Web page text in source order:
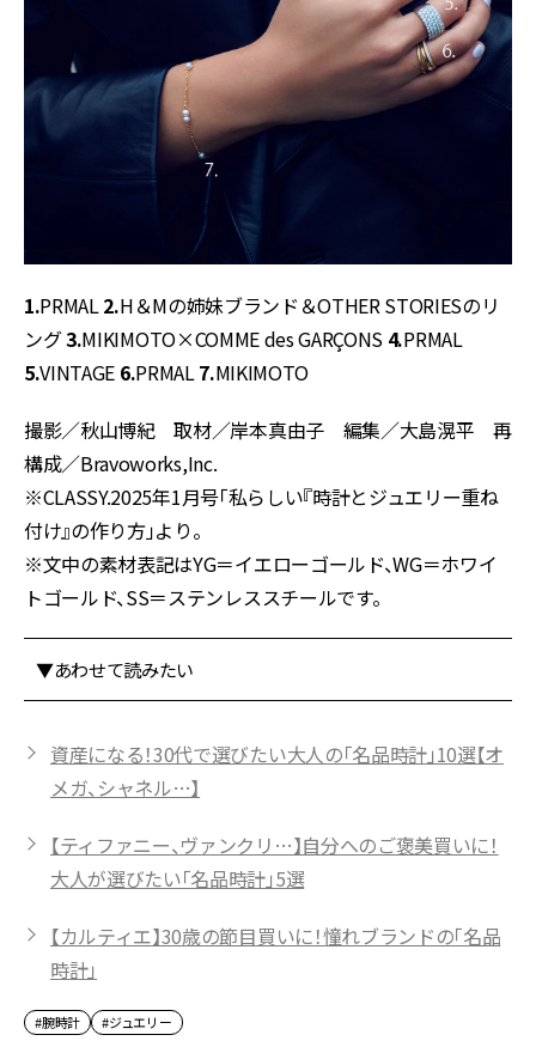
1.PRMAL2.H＆Mの姉妹ブランド＆OTHER STORIESのリ
ング3.MIKIMOTO×COMME des GARÇONS 4.PRMAL
5.VINTAGE 6.PRMAL7.MIKIMOTO
撮影／秋山博紀 取材／岸本真由子 編集／大島滉平 再
構成／Bravoworks,Inc.
※CLASSY.2025年1月号「私らしい『時計とジュエリー重ね
付け』の作り方」より。
※文中の素材表記はYG＝イエローゴールド、WG＝ホワイ
トゴールド、SS＝ステンレススチールです。
▼あわせて読みたい
資産になる！30代で選びたい大人の「名品時計」10選【オ
メガ、シャネル…】
【ティファニー、ヴァンクリ…】自分へのご褒美買いに！
大人が選びたい「名品時計」5選
【カルティエ】30歳の節目買いに！憧れブランドの「名品
時計」
#腕時計 #ジュエリー